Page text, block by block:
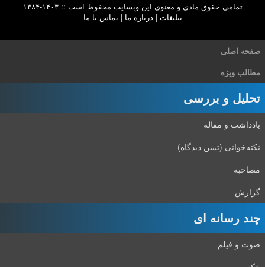
تمامی حقوق مادی و معنوی این وبسایت محفوظ است :: ۱۴۰۳-۱۳۸۴
تبلیغات | درباره ما |تماس با ما
صفحه اصلی
مطالب ویژه
تحلیل و بررسی
یادداشت و مقاله
نکته‌خوانی (تبیین دیدگاه)
مصاحبه
گزارش
چند رسانه ای
صوت و فیلم